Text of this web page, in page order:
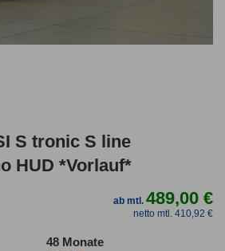
S tronic S line
HUD *Vorlauf*
ab mtl.489,00 €
netto mtl. 410,92 €
48 Monate